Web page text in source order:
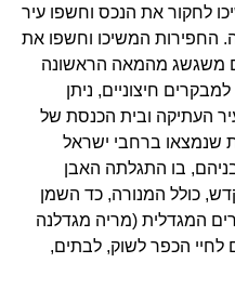
לחקור את הנכס וחשפו עיר
המשיכו וחשפו את
משגשג מהמאה הראשונה
חיצוניים, ניתן
העתיקה ובית הכנסת של
ברחבי ישראל
בו התגלתה האבן
כולל המנורה, כד השמן
המגדלית (מריה מגדלנה
הכפר לשוק, לבתים,